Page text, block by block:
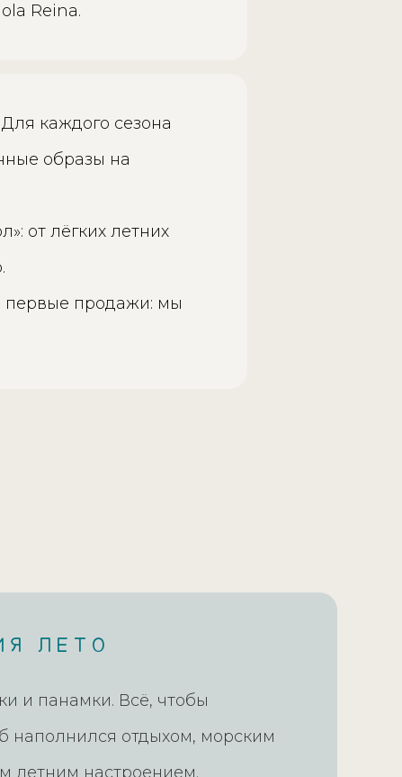
Reina.
каждого сезона
образы на
от лёгких летних
первые продажи: мы
ЛЕТО
и панамки. Всё, чтобы
наполнился отдыхом, морским
летним настроением.